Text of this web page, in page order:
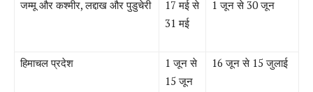
जम्मू और कश्मीर,लद्दाख और पुडुचेरी 17मई से
31मई
1जून से30जून
हिमाचल प्रदेश 1जून से
15जून
16जून से15जुलाई